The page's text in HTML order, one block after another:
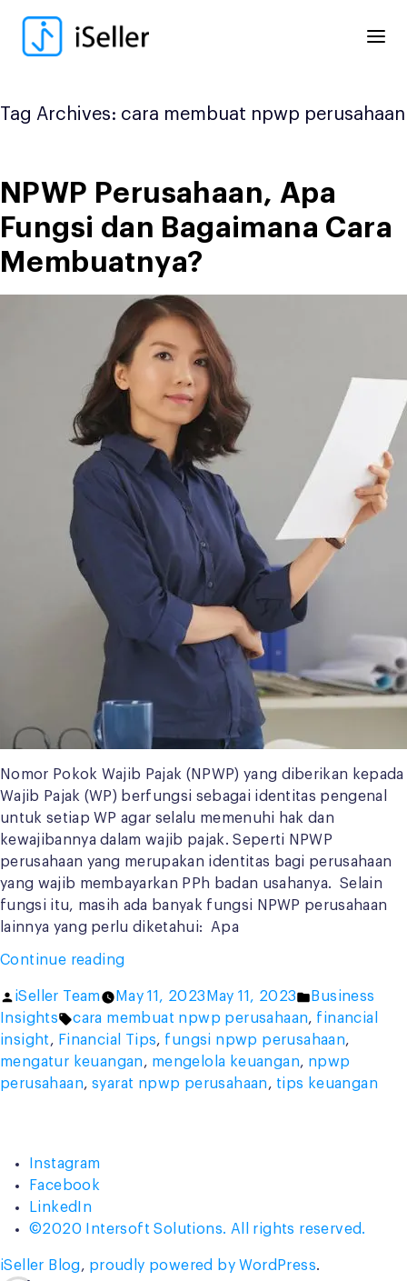
content
Tag Archives: cara membuat npwp perusahaan
NPWP Perusahaan, Apa
Fungsi dan Bagaimana Cara
Membuatnya?
Nomor Pokok Wajib Pajak (NPWP) yang diberikan kepada
Wajib Pajak (WP) berfungsi sebagai identitas pengenal
untuk setiap WP agar selalu memenuhi hak dan
kewajibannya dalam wajib pajak. Seperti NPWP
perusahaan yang merupakan identitas bagi perusahaan
yang wajib membayarkan PPh badan usahanya. Selain
fungsi itu, masih ada banyak fungsi NPWP perusahaan
lainnya yang perlu diketahui: Apa
Continue reading“NPWP
Apa
Fungsi
dan
Bagaimana
Cara
Posted
by
iSeller Team May 11, 2023 May 11, 2023
Posted
in
Business
Insights
Tags:
cara membuat npwp perusahaan, financial
insight, Financial Tips, fungsi npwp perusahaan,
mengatur keuangan, mengelola keuangan, npwp
perusahaan,syarat npwp perusahaan, tips keuangan
Instagram
Facebook
LinkedIn
©2020 Intersoft Solutions. All rights reserved.
iSeller Blog, proudly powered by WordPress.